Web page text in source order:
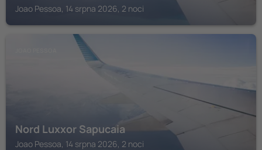
Joao Pessoa, 14 srpna 2026, 2 noci
Nord Luxxor Sapucaia
Joao Pessoa, 14 srpna 2026, 2 noci